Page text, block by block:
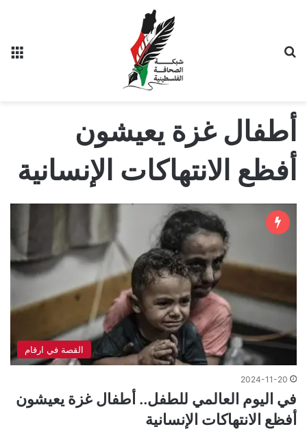
أطفال غزة يعيشون
أفظع الانتهاكات الإنسانية
القصة في ارقام
2024-11-20
في اليوم العالمي للطفل.. أطفال غزة يعيشون
أفظع الانتهاكات الإنسانية